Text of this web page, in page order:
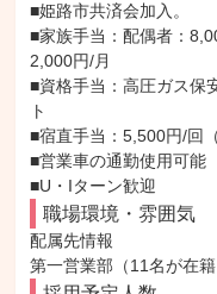
■姫路市共済会加入。
■家族手当：配偶者：
2,000円/月
■資格手当：高圧ガス保
ト
■宿直手当：5,500円/回
■営業車の通勤使用可能
■U・Iターン歓迎
職場環境・雰囲気
配属先情報
第一営業部（11名が在籍